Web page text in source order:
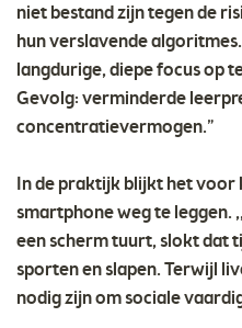
niet bestand zijn tegen de
hun verslavende
langdurige, diepe focus op
Gevolg: verminderde
concentratievermogen.”
In de praktijk blijkt het voor
smartphone weg te leggen.
een scherm tuurt, slokt dat
sporten en slapen. Terwijl
nodig zijn om sociale